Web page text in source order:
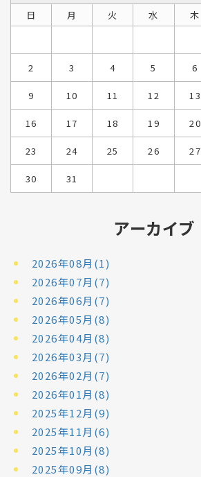
日 月 火 水 木
2 3 4 5 6
9 10 11 12 13
16 17 18 19 20
23 24 25 26 27
30 31
アーカイブ
2026年08月(1)
2026年07月(7)
2026年06月(7)
2026年05月(8)
2026年04月(8)
2026年03月(7)
2026年02月(7)
2026年01月(8)
2025年12月(9)
2025年11月(6)
2025年10月(8)
2025年09月(8)